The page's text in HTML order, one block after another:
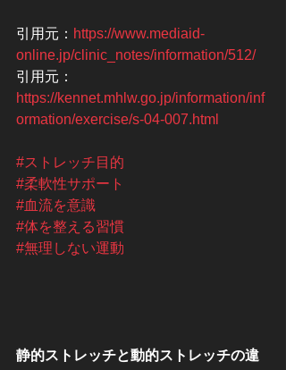
引用元： https://www.mediaid-
online.jp/clinic_notes/information/512/
引用元：
https://kennet.mhlw.go.jp/information/inf
ormation/exercise/s-04-007.html
#ストレッチ目的
#柔軟性サポート
#血流を意識
#体を整える習慣
#無理しない運動
静的ストレッチと動的ストレッチの違